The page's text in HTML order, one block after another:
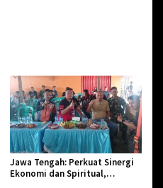
Jawa Tengah: Perkuat Sinergi
Ekonomi dan Spiritual,